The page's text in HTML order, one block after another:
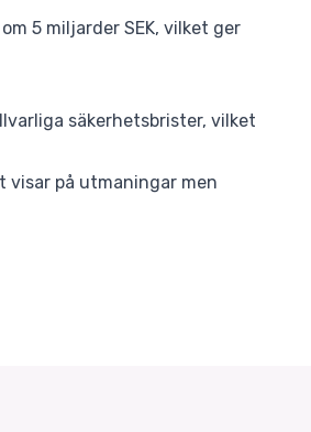
5 miljarder SEK, vilket ger
säkerhetsbrister, vilket
visar på utmaningar men